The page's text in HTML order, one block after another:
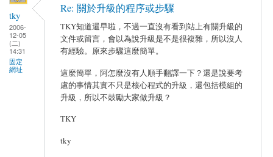
tky
2006-
12-05
(二)
14:31
固定
網址
Re: 關於升級的程序或步驟
TKY知道還早啦，不過一直沒有看到站上有關升級的
文件或留言，會以為說升級是不是很複雜，所以沒人
有經驗。原來步驟這麼簡單。
這麼簡單，阿怎麼沒有人順手翻譯一下？還是說要考
慮的事情其實不只是核心程式的升級，還包括模組的
升級，所以不鼓勵大家做升級？
TKY
tky